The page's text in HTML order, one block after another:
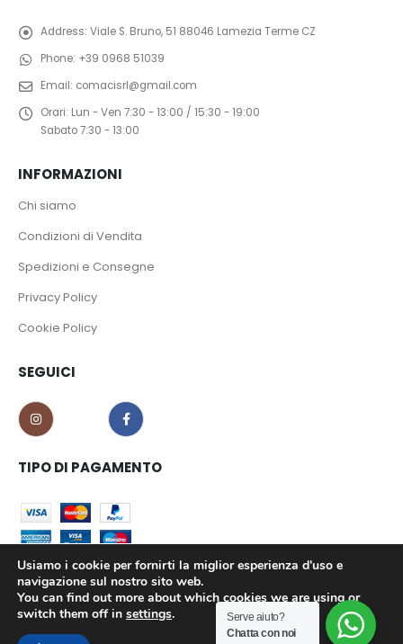
Address: Viale S. Bruno, 51 88046 Lamezia Terme CZ
Phone: +39 0968 51039
Email: comacisrl@gmail.com
Orari: Lun - Ven 7:30 - 13:00 / 15:30 - 19:00
Sabato 7:30 - 13:00
INFORMAZIONI
Chi siamo
Condizioni di Vendita
Spedizioni e Consegne
Privacy Policy
Cookie Policy
SEGUICI
TIPO DI PAGAMENTO
CO.MA.CI S.r.l. - P.iva 02639180799 © 2023. All Rights Reserved.
Usiamo i cookie per fornirti la miglior esperienza d'uso e
navigazione sul nostro sito web.
You can find out more about which cookies we are using or
switch them off in settings.
Serve aiuto?
Chatta con noi